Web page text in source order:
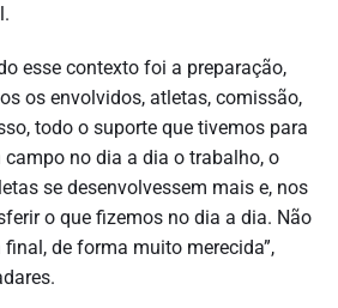
esse contexto foi a preparação,
os envolvidos, atletas, comissão,
todo o suporte que tivemos para
no dia a dia o trabalho, o
se desenvolvessem mais e, nos
o que fizemos no dia a dia. Não
de forma muito merecida”,